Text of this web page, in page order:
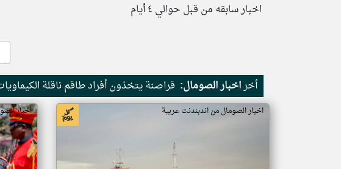
اخبار سابقه من قبل حوالي ٤ أيام
أخراخبار الصومال: قراصنة يتخذون أفراد طاقم ناقلة
اخبار الصومال من اندبندنت عربية اخبار